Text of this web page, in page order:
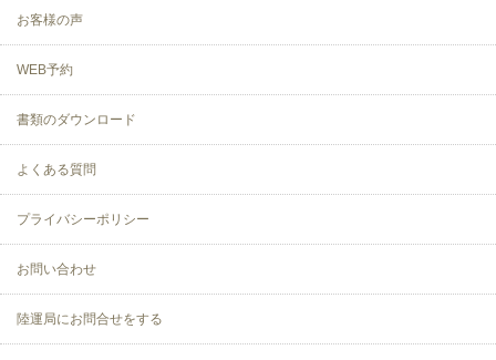
お客様の声
WEB予約
書類のダウンロード
よくある質問
プライバシーポリシー
お問い合わせ
陸運局にお問合せをする